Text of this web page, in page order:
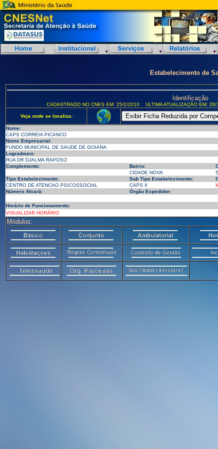
Estabelecimento de
Identificação
CADASTRADO NO CNES EM: 25/2/2010 ULTIMA ATUALIZAÇÃO EM:
Veja onde se localiza:
Nome:
CAPS CORREIA PICANCO
Nome Empresarial:
FUNDO MUNICIPAL DE SAUDE DE GOIANA
Logradouro:
RUA DR DJALMA RAPOSO
Complemento:
Bairro:
CIDADE NOVA
Tipo Estabelecimento:
Sub Tipo Estabelecimento:
CENTRO DE ATENCAO PSICOSSOCIAL
CAPS II
Número Alvará:
Órgão Expedidor:
Horário de Funcionamento:
VISUALIZAR HORÁRIO
Módulos: